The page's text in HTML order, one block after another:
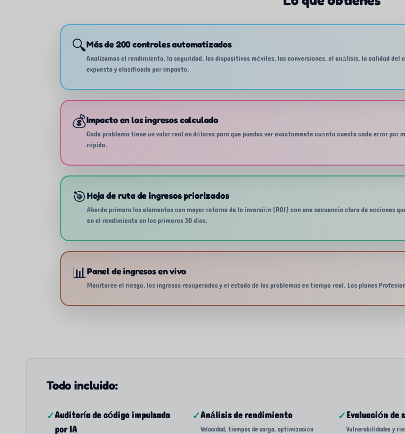
🔍Más de 200 controles automatizados
Analizamos el rendimiento, la seguridad, los dispositivos móviles, las conversiones, el análisis, la calidad del
expuesta y clasificada por impacto.
💰Impacto en los ingresos calculado
Cada problema tiene un valor real en dólares para que puedas ver exactamente cuánto cuesta cada error
rápida.
🎯Hoja de ruta de ingresos priorizados
Aborde primero los elementos con mayor retorno de la inversión (ROI) con una secuencia clara de acciones
en el rendimiento en los primeros 30 días.
📊Panel de ingresos en vivo
Monitoree el riesgo, los ingresos recuperados y el estado de los problemas en tiempo real. Los planes
Todo incluido:
✓Auditoría de código impulsada
por IA
✓Análisis de rendimiento
Velocidad, tiempos de carga, optimización
✓Evaluación de
Vulnerabilidades y